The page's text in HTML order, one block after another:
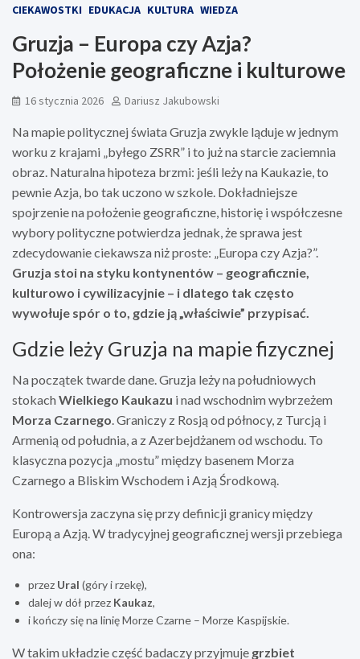
CIEKAWOSTKI EDUKACJA KULTURA WIEDZA
Gruzja – Europa czy Azja?
Położenie geograficzne i kulturowe
16 stycznia 2026 Dariusz Jakubowski
Na mapie politycznej świata Gruzja zwykle ląduje w jednym
worku z krajami „byłego ZSRR” i to już na starcie zaciemnia
obraz. Naturalna hipoteza brzmi: jeśli leży na Kaukazie, to
pewnie Azja, bo tak uczono w szkole. Dokładniejsze
spojrzenie na położenie geograficzne, historię i współczesne
wybory polityczne potwierdza jednak, że sprawa jest
zdecydowanie ciekawsza niż proste: „Europa czy Azja?”.
Gruzja stoi na styku kontynentów – geograficznie,
kulturowo i cywilizacyjnie – i dlatego tak często
wywołuje spór o to, gdzie ją „właściwie” przypisać.
Gdzie leży Gruzja na mapie fizycznej
Na początek twarde dane. Gruzja leży na południowych
stokachWielkiego Kaukazu i nad wschodnim wybrzeżem
Morza Czarnego. Graniczy z Rosją od północy, z Turcją i
Armenią od południa, a z Azerbejdżanem od wschodu. To
klasyczna pozycja „mostu” między basenem Morza
Czarnego a Bliskim Wschodem i Azją Środkową.
Kontrowersja zaczyna się przy definicji granicy między
Europą a Azją. W tradycyjnej geograficznej wersji przebiega
ona:
przez Ural (góry i rzekę),
dalej w dół przez Kaukaz,
i kończy się na linię Morze Czarne – Morze Kaspijskie.
W takim układzie część badaczy przyjmuje grzbiet